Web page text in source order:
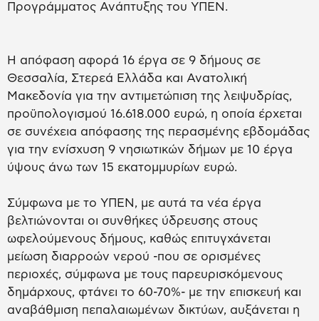
Προγράμματος Ανάπτυξης του ΥΠΕΝ.
Η απόφαση αφορά 16 έργα σε 9 δήμους σε
Θεσσαλία, Στερεά Ελλάδα και Ανατολική
Μακεδονία για την αντιμετώπιση της λειψυδρίας,
προϋπολογισμού 16.618.000 ευρώ, η οποία έρχεται
σε συνέχεια απόφασης της περασμένης εβδομάδας
για την ενίσχυση 9 νησιωτικών δήμων με 10 έργα
ύψους άνω των 15 εκατομμυρίων ευρώ.
Σύμφωνα με το ΥΠΕΝ, με αυτά τα νέα έργα
βελτιώνονται οι συνθήκες ύδρευσης στους
ωφελούμενους δήμους, καθώς επιτυγχάνεται
μείωση διαρροών νερού -που σε ορισμένες
περιοχές, σύμφωνα με τους παρευρισκόμενους
δημάρχους, φτάνει το 60-70%- με την επισκευή και
αναβάθμιση πεπαλαιωμένων δικτύων, αυξάνεται η